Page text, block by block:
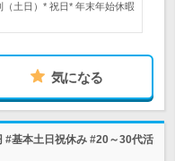
土日）* 祝日* 年末年始休暇
気になる
#基本土日祝休み #20～30代活